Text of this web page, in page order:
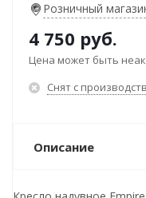
Розничный
4 750 руб.
Цена может быть
Снят с
Описание